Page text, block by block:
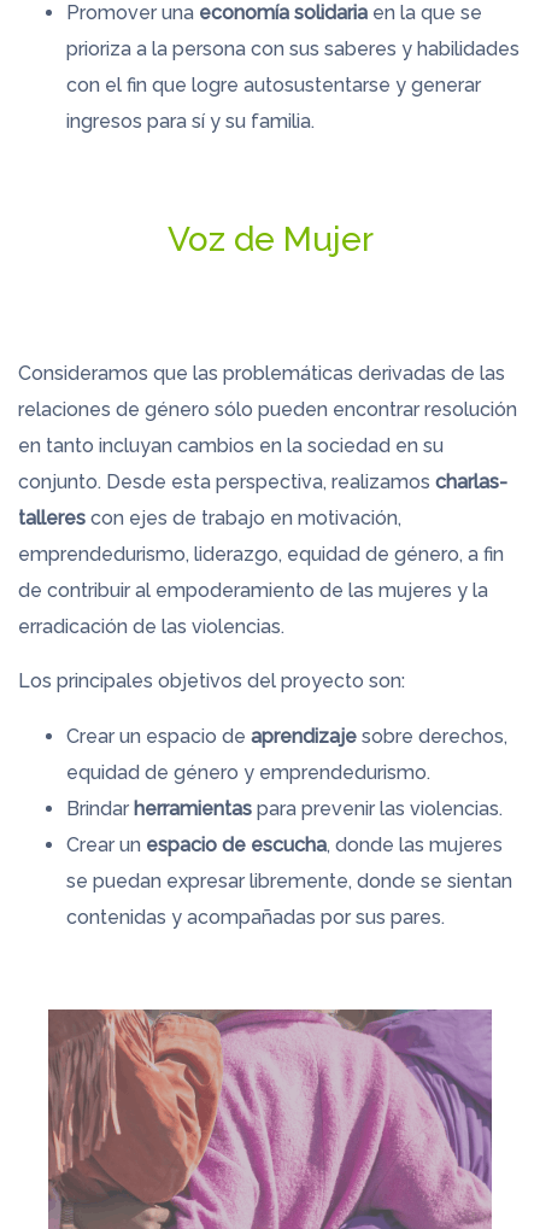
Promover una economía solidaria en la que se
prioriza a la persona con sus saberes y habilidades
con el fin que logre autosustentarse y generar
ingresos para sí y su familia.
Voz de Mujer
Consideramos que las problemáticas derivadas de las
relaciones de género sólo pueden encontrar resolución
en tanto incluyan cambios en la sociedad en su
conjunto. Desde esta perspectiva, realizamos charlas-
talleres con ejes de trabajo en motivación,
emprendedurismo, liderazgo, equidad de género, a fin
de contribuir al empoderamiento de las mujeres y la
erradicación de las violencias.
Los principales objetivos del proyecto son:
Crear un espacio de aprendizaje sobre derechos,
equidad de género y emprendedurismo.
Brindar herramientas para prevenir las violencias.
Crear un espacio de escucha, donde las mujeres
se puedan expresar libremente, donde se sientan
contenidas y acompañadas por sus pares.